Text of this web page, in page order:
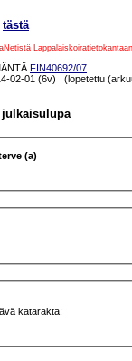
tästä
FIN40692/07
02-01 (6v) (lopetettu
julkaisulupa
(a)
katarakta: